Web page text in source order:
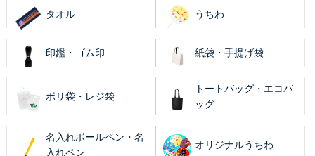
タオル うちわ
印鑑・ゴム印 紙袋・手提げ袋
ポリ袋・レジ袋
トートバッグ・エコバ
ッグ
名入れボールペン・名
入れペン
オリジナルうちわ